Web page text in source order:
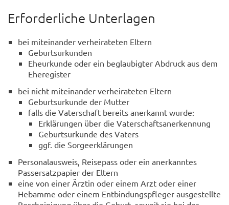
Erforderliche Unterlagen
bei miteinander verheirateten Eltern
Geburtsurkunden
Eheurkunde oder ein beglaubigter Abdruck aus dem
Eheregister
bei nicht miteinander verheirateten Eltern
Geburtsurkunde der Mutter
falls die Vaterschaft bereits anerkannt wurde:
Erklärungen über die Vaterschaftsanerkennung
Geburtsurkunde des Vaters
ggf. die Sorgeerklärungen
Personalausweis, Reisepass oder ein anerkanntes
Passersatzpapier der Eltern
eine von einer Ärztin oder einem Arzt oder einer
Hebamme oder einem Entbindungspfleger ausgestellte